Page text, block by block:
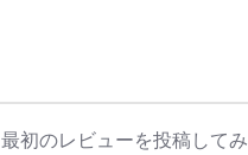
最初のレビューを投稿してみ